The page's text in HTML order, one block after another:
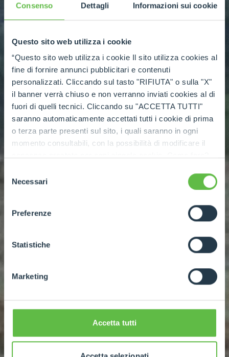
Consenso Dettagli Informazioni sui cookie
Questo sito web utilizza i cookie
“Questo sito web utilizza i cookie Il sito utilizza cookies al
fine di fornire annunci pubblicitari e contenuti
personalizzati. Cliccando sul tasto "RIFIUTA" o sulla "X"
il banner verrà chiuso e non verranno inviati cookies al di
fuori di quelli tecnici. Cliccando su "ACCETTA TUTTI"
saranno automaticamente accettati tutti i cookie di prima
o terza parte presenti sul sito, i quali saranno in ogni
momento consultabili, con la possibilità di modificare il
ogni pagina, selezionare "Modifichi il suo consenso" e
dell'informativa completa nel footer presente in ogni
pagina. Per esercitare i diritti riconosciuti all'interessato ai
GDPR abbiamo predisposto una
apposita procedura.
delNecessari
Preferenze
Statistiche
Marketing
Accetta tutti